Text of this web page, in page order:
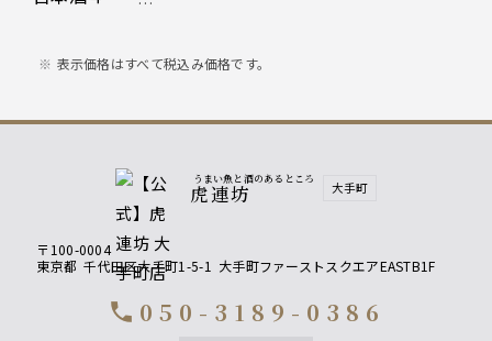
表示価格はすべて税込み価格です。
うまい魚と酒のあるところ
虎連坊 大手町
〒100-0004
東京都 千代田区大手町1-5-1 大手町ファーストスクエアEASTB1F
call 050-3189-0386